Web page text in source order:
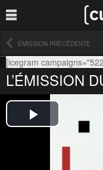
ÉMISSION PRÉCÉDENTE
[icegram
L’ÉMISSION